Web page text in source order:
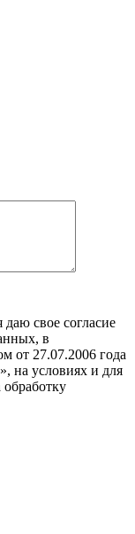
свое согласие
в
от 27.07.2006 года
на условиях и для